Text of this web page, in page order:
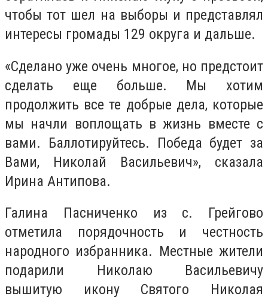
чтобы тот шел на выборы и представлял
интересы громады 129 округа и дальше.
«Сделано уже очень многое, но предстоит
сделать еще больше. Мы хотим
продолжить все те добрые дела, которые
мы начли воплощать в жизнь вместе с
вами. Баллотируйтесь. Победа будет за
Вами, Николай Васильевич», сказала
Ирина Антипова.
Галина Пасниченко из с. Грейгово
отметила порядочность и честность
народного избранника. Местные жители
подарили Николаю Васильевичу
вышитую икону Святого Николая